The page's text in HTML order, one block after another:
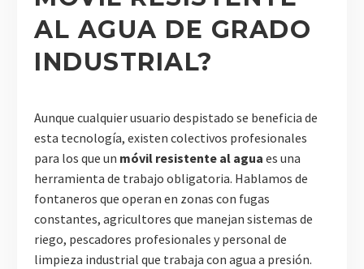
AL AGUA DE GRADO
INDUSTRIAL?
Aunque cualquier usuario despistado se beneficia de
esta tecnología, existen colectivos profesionales
para los que un móvil resistente al agua es una
herramienta de trabajo obligatoria. Hablamos de
fontaneros que operan en zonas con fugas
constantes, agricultores que manejan sistemas de
riego, pescadores profesionales y personal de
limpieza industrial que trabaja con agua a presión.